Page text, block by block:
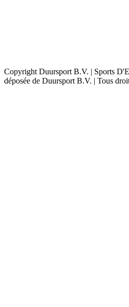
Copyright Duursport B.V. | Sports
déposée de Duursport B.V. | Tous